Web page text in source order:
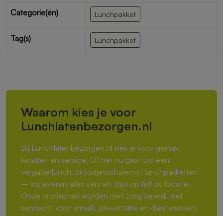
Categorie(ën) Lunchpakket
Tag(s) Lunchpakket
Waarom kies je voor
Lunchlatenbezorgen.nl
Bij Lunchlatenbezorgen.nl kies je voor gemak,
kwaliteit en service. Of het nu gaat om een
vergaderlunch, broodjesschalen of lunchpakketten
– wij leveren alles vers en stipt op tijd op locatie.
Onze producten worden met zorg bereid, met
aandacht voor smaak, presentatie en dieetwensen.